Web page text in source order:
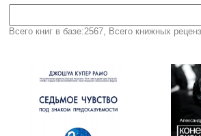
Всего книг в базе:2567, Всего книжных